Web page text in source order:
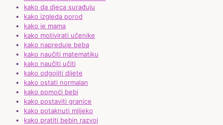
kako da djeca surađuju
kako izgleda porod
kako je mama
kako motivirati učenike
kako napreduje beba
kako naučiti matematiku
kako naučiti učiti
kako odgojiti dijete
kako ostati normalan
kako pomoći bebi
kako postaviti granice
kako potaknuti mlijeko
kako pratiti bebin razvoj